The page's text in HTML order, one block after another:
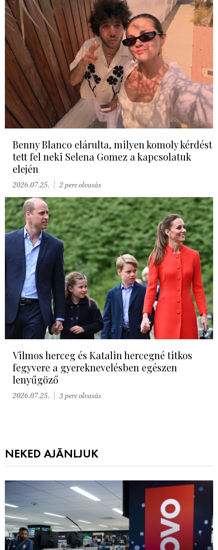
Benny Blanco elárulta, milyen komoly kérdést
tett fel neki Selena Gomez a kapcsolatuk
elején
2026.07.25. 2 perc olvasás
Vilmos herceg és Katalin hercegné titkos
fegyvere a gyereknevelésben egészen
lenyűgöző
2026.07.25. 3 perc olvasás
NEKED AJÁNLJUK